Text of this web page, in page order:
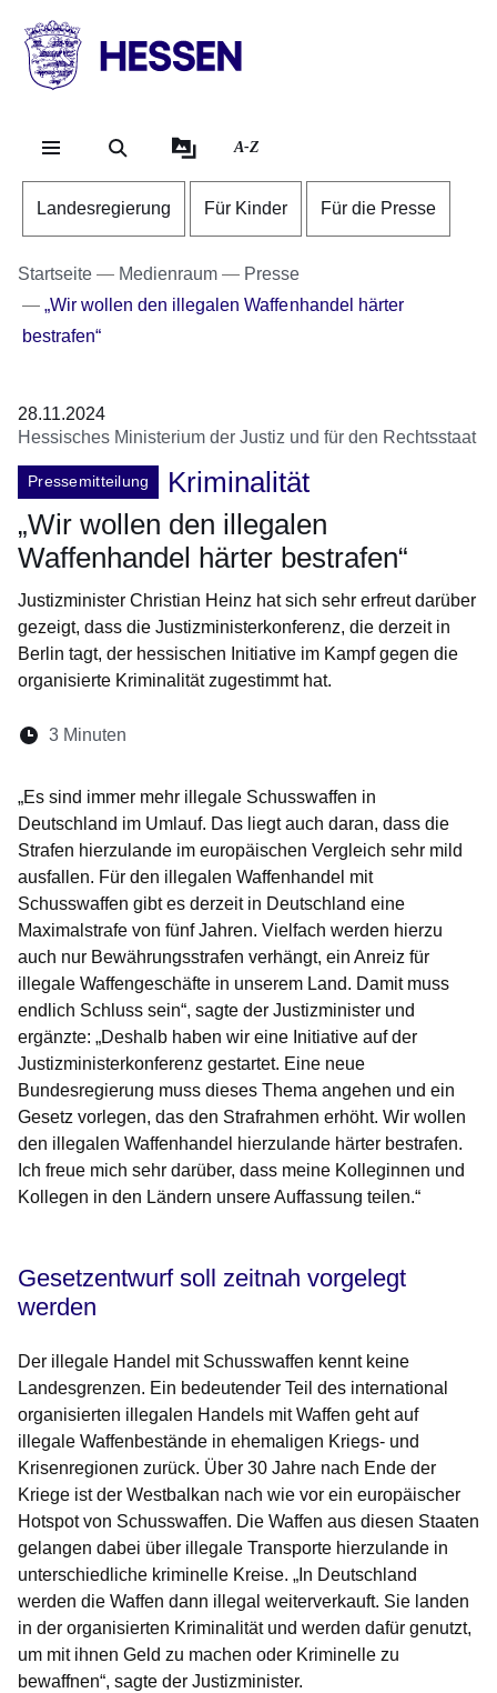
HESSEN
Landesregierung
A-Z
Landesregierung Für Kinder Für die Presse
Startseite Medienraum
Presse
„Wir wollen den illegalen Waffenhandel härter
bestrafen“
28.11.2024
Hessisches Ministerium der Justiz und für den Rechtsstaat
Pressemitteilung
Kriminalität
„Wir wollen den illegalen
Waffenhandel härter bestrafen“
Justizminister Christian Heinz hat sich sehr erfreut darüber
gezeigt, dass die Justizministerkonferenz, die derzeit in
Berlin tagt, der hessischen Initiative im Kampf gegen die
organisierte Kriminalität zugestimmt hat.
Lesedauer:
3 Minuten
„Es sind immer mehr illegale Schusswaffen in
Deutschland im Umlauf. Das liegt auch daran, dass die
Strafen hierzulande im europäischen Vergleich sehr mild
ausfallen. Für den illegalen Waffenhandel mit
Schusswaffen gibt es derzeit in Deutschland eine
Maximalstrafe von fünf Jahren. Vielfach werden hierzu
auch nur Bewährungsstrafen verhängt, ein Anreiz für
illegale Waffengeschäfte in unserem Land. Damit muss
endlich Schluss sein“, sagte der Justizminister und
ergänzte: „Deshalb haben wir eine Initiative auf der
Justizministerkonferenz gestartet. Eine neue
Bundesregierung muss dieses Thema angehen und ein
Gesetz vorlegen, das den Strafrahmen erhöht. Wir wollen
den illegalen Waffenhandel hierzulande härter bestrafen.
Ich freue mich sehr darüber, dass meine Kolleginnen und
Kollegen in den Ländern unsere Auffassung teilen.“
Gesetzentwurf soll zeitnah vorgelegt
werden
Der illegale Handel mit Schusswaffen kennt keine
Landesgrenzen. Ein bedeutender Teil des international
organisierten illegalen Handels mit Waffen geht auf
illegale Waffenbestände in ehemaligen Kriegs- und
Krisenregionen zurück. Über 30 Jahre nach Ende der
Kriege ist der Westbalkan nach wie vor ein europäischer
Hotspot von Schusswaffen. Die Waffen aus diesen Staaten
gelangen dabei über illegale Transporte hierzulande in
unterschiedliche kriminelle Kreise. „In Deutschland
werden die Waffen dann illegal weiterverkauft. Sie landen
in der organisierten Kriminalität und werden dafür genutzt,
um mit ihnen Geld zu machen oder Kriminelle zu
bewaffnen“, sagte der Justizminister.